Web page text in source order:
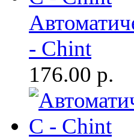
- Chint
176.00 р.